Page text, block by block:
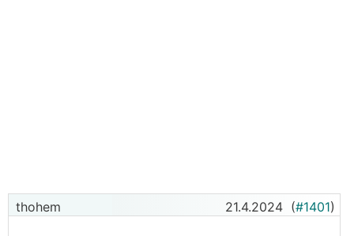
thohem 21.4.2024 (#1401)